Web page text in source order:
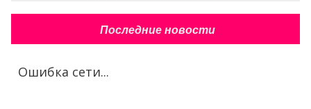
Последние новости
Ошибка сети...